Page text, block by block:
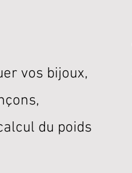
vos bijoux,
du poids